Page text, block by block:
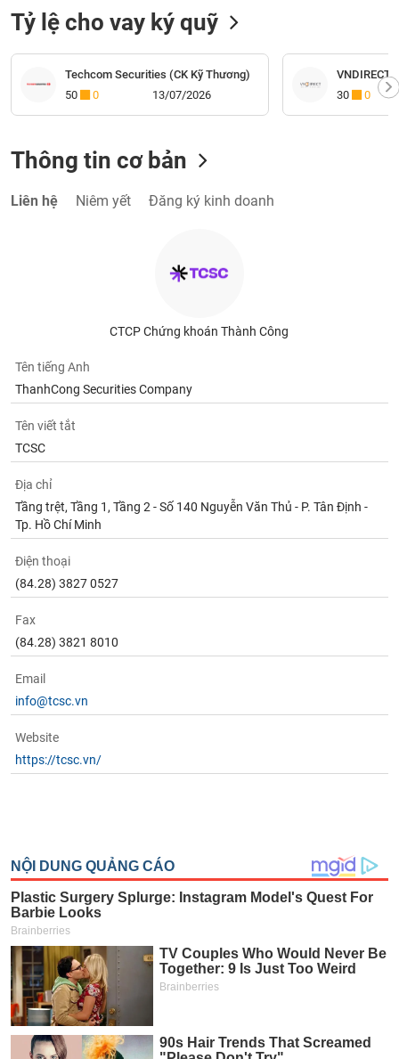
Tỷ lệ cho vay ký quỹ
Techcom Securities (CK Kỹ Thương)
50
0 13/07/2026
VNDIRECT
30
0
Thông tin cơ bản
Liên hệ Niêm yết Đăng ký kinh doanh
CTCP Chứng khoán Thành Công
Tên tiếng Anh
ThanhCong Securities Company
Tên viết tắt
TCSC
Địa chỉ
Tầng trệt, Tầng 1, Tầng 2 - Số 140 Nguyễn Văn Thủ - P. Tân Định -
Tp. Hồ Chí Minh
Điện thoại
(84.28) 3827 0527
Fax
(84.28) 3821 8010
Email
info@tcsc.vn
Website
https://tcsc.vn/